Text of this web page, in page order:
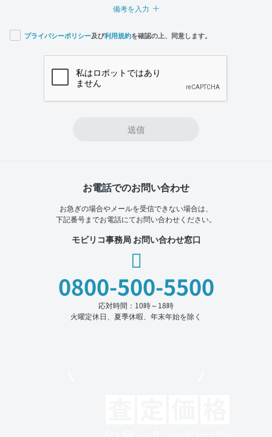
備考を入力
プライバシーポリシー及び利用規約を確認の上、同意します。
送信
お電話でのお問い合わせ
お急ぎの場合やメールを受信できない場合は、
下記番号までお電話にてお問い合わせください。
モビリコ事務局 お問い合わせ窓口
0800-500-5500
応対時間：10時～18時
火曜定休日、夏季休暇、年末年始を除く